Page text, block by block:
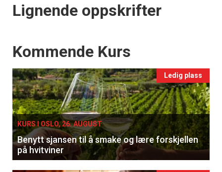
Lignende oppskrifter
Events
Kommende Kurs
Ledig plass
KURS I OSLO, 26. AUGUST
Benytt sjansen til å smake og lære forskjellen
på hvitviner